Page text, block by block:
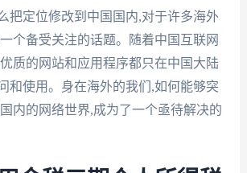
把定位修改到中国国内,对于许多海外
个备受关注的话题。随着中国互联网
质的网站和应用程序都只在中国大陆
和使用。身在海外的我们,如何能够突
内的网络世界,成为了一个亟待解决的